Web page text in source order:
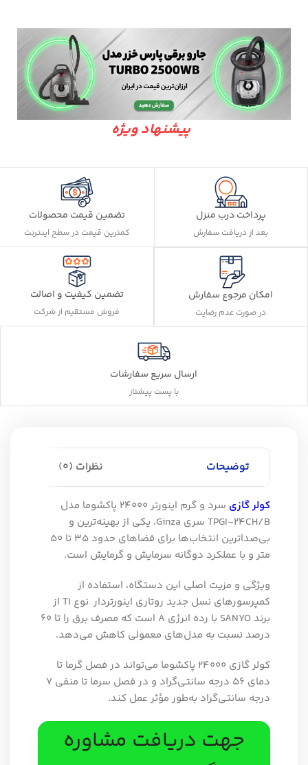
پیشنهاد ویژه
پرداخت درب منزل
بعد از دریافت سفارش
تضمین قیمت محصولات
کمترین قیمت در سطح اینترنت
امکان مرجوع سفارش
در صورت عدم رضایت
تضمین کیفیت و اصالت
فروش مستقیم از شرکت
ارسال سریع سفارشات
با پست پیشتاز
توضیحات نظرات (0)
کولر گازی
سرد و گرم اینورتر 24000 پاکشوما مدل
TPGI-24CH/B سری Ginza، یکی از بهینه‌ترین و
بی‌صداترین انتخاب‌ها برای فضاهای حدود 35 تا 50
متر و با عملکرد دوگانه سرمایش و گرمایش است.
ویژگی و مزیت اصلی این دستگاه، استفاده از
کمپرسورهای نسل جدید روتاری اینورتردار نوع T1 از
برند SANYO با رده انرژی A است که مصرف برق را تا ۶۰
درصد نسبت به مدل‌های معمولی کاهش می‌دهد.
کولر گازی 24000 پاکشوما می‌تواند در فصل گرما تا
دمای 56 درجه سانتی‌گراد و در فصل سرما تا منفی ۷
درجه سانتی‌گراد به‌طور مؤثر عمل کند.
جهت دریافت مشاوره